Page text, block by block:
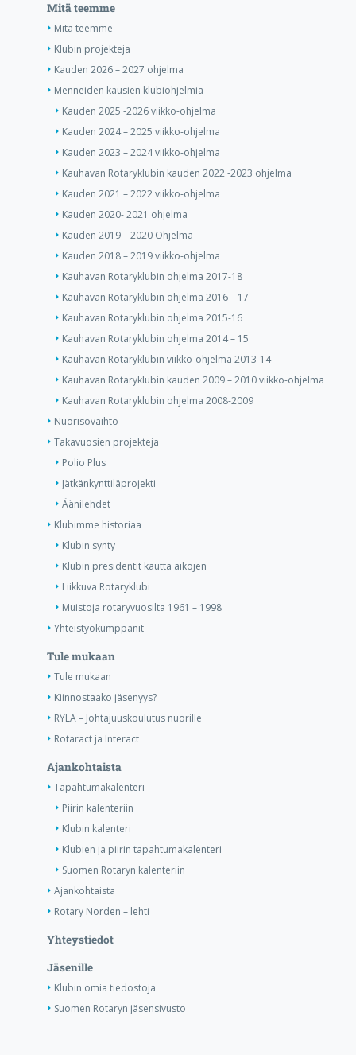
Mitä teemme
Mitä teemme
Klubin projekteja
Kauden 2026 – 2027 ohjelma
Menneiden kausien klubiohjelmia
Kauden 2025 -2026 viikko-ohjelma
Kauden 2024 – 2025 viikko-ohjelma
Kauden 2023 – 2024 viikko-ohjelma
Kauhavan Rotaryklubin kauden 2022 -2023 ohjelma
Kauden 2021 – 2022 viikko-ohjelma
Kauden 2020- 2021 ohjelma
Kauden 2019 – 2020 Ohjelma
Kauden 2018 – 2019 viikko-ohjelma
Kauhavan Rotaryklubin ohjelma 2017-18
Kauhavan Rotaryklubin ohjelma 2016 – 17
Kauhavan Rotaryklubin ohjelma 2015-16
Kauhavan Rotaryklubin ohjelma 2014 – 15
Kauhavan Rotaryklubin viikko-ohjelma 2013-14
Kauhavan Rotaryklubin kauden 2009 – 2010 viikko-ohjelma
Kauhavan Rotaryklubin ohjelma 2008-2009
Nuorisovaihto
Takavuosien projekteja
Polio Plus
Jätkänkynttiläprojekti
Äänilehdet
Klubimme historiaa
Klubin synty
Klubin presidentit kautta aikojen
Liikkuva Rotaryklubi
Muistoja rotaryvuosilta 1961 – 1998
Yhteistyökumppanit
Tule mukaan
Tule mukaan
Kiinnostaako jäsenyys?
RYLA – Johtajuuskoulutus nuorille
Rotaract ja Interact
Ajankohtaista
Tapahtumakalenteri
Piirin kalenteriin
Klubin kalenteri
Klubien ja piirin tapahtumakalenteri
Suomen Rotaryn kalenteriin
Ajankohtaista
Rotary Norden – lehti
Yhteystiedot
Jäsenille
Klubin omia tiedostoja
Suomen Rotaryn jäsensivusto